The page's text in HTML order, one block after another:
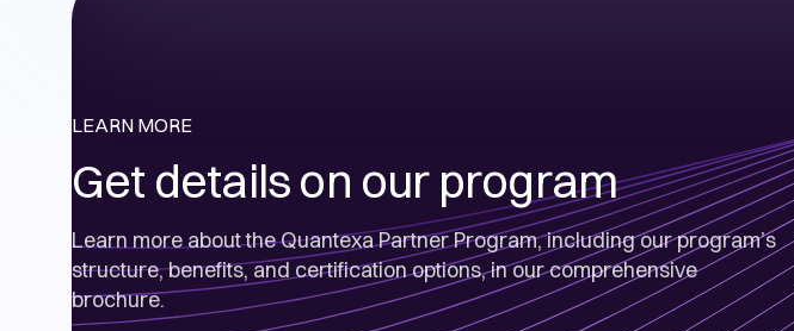
LEARN MORE
Get details on our program
Learn more about the Quantexa Partner Program, including our program’s
structure, benefits, and certification options, in our comprehensive
brochure.